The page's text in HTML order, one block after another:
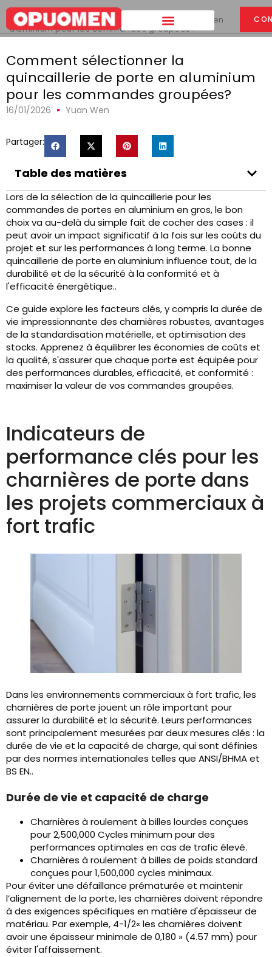
Maison >
Comment sélectionner la quincaillerie de porte en
aluminium pour les commandes groupées?
Comment sélectionner la
quincaillerie de porte en aluminium
pour les commandes groupées?
16/01/2026 Yuan Wen
Partager:
Table des matières
Lors de la sélection de la quincaillerie pour les
commandes de portes en aluminium en gros, le bon
choix va au-delà du simple fait de cocher des cases : il
peut avoir un impact significatif à la fois sur les coûts du
projet et sur les performances à long terme. La bonne
quincaillerie de porte en aluminium influence tout, de la
durabilité et de la sécurité à la conformité et à
l'efficacité énergétique..
Ce guide explore les facteurs clés, y compris la durée de
vie impressionnante des charnières robustes, avantages
de la standardisation matérielle, et optimisation des
stocks. Apprenez à équilibrer les économies de coûts et
la qualité, s'assurer que chaque porte est équipée pour
des performances durables, efficacité, et conformité :
maximiser la valeur de vos commandes groupées.
Indicateurs de
performance clés pour les
charnières de porte dans
les projets commerciaux à
fort trafic
Dans les environnements commerciaux à fort trafic, les
charnières de porte jouent un rôle important pour
assurer la durabilité et la sécurité. Leurs performances
sont principalement mesurées par deux mesures clés : la
durée de vie et la capacité de charge, qui sont définies
par des normes internationales telles que ANSI/BHMA et
BS EN..
Durée de vie et capacité de charge
Charnières à roulement à billes lourdes conçues
pour 2,500,000 Cycles minimum pour des
performances optimales en cas de trafic élevé.
Charnières à roulement à billes de poids standard
conçues pour 1,500,000 cycles minimaux.
Pour éviter une défaillance prématurée et maintenir
l’alignement de la porte, les charnières doivent répondre
à des exigences spécifiques en matière d'épaisseur de
matériau. Par exemple, 4-1/2« les charnières doivent
avoir une épaisseur minimale de 0,180 » (4.57 mm) pour
éviter l'affaissement.